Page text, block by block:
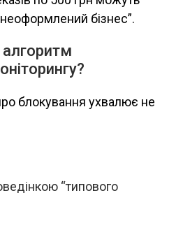
бізнес”.
блокування ухвалює не
“типового